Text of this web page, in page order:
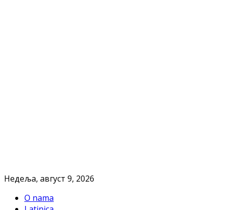
Недеља, август 9, 2026
O nama